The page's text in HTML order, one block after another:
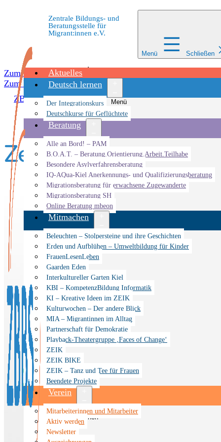
Zum Inhalt springen
Zum Inhalt springen
Zentrale Bildungs- und
Beratungsstelle für
Migrant:innen e.V.
Menü Schließen
Aktuelles
Deutsch lernen
Menü
Der Integrationskurs
Deutschkurse für Geflüchtete
Beratung
Menü
Alle an Bord! – PAM
B.O.A.T. – Beratung.Orientierung.Arbeit.Teilhabe
Besondere Asylverfahrensberatung
IQ-AQua-Kiel Anerkennungs- und Qualifizierungsberatung
Migrationsberatung für erwachsene Zugewanderte
Migrationsberatung SH
Online Beratung mbeon
Mitmachen
Menü
Beleuchten – Stolpersteine und ihre Geschichten
Erden und Aufblühen – Umweltbildung für Kinder
FrauenLesenLeben
Gaarden Eden
Interkultureller Garten Kiel
KBI – KompetenzBildung Informatik
KI – Kreative Ideen im ZEIK
Kulturwochen – Der andere Blick
MIA – Migrantinnen im Alltag
Partnerschaft für Demokratie
Playback-Theatergruppe ‚Faces of Change‘
ZEIK
ZEIK BIKE
ZEIK – Tanz und Tee für Frauen
Beendete Projekte
Verein
Menü
öffnen
Mitarbeiterinnen und Mitarbeiter
Aktiv werden
Newsletter
ZBBS»Veranstaltungen»ZEIK»Zeichnen mit Habib
Zeichnen mit Habib